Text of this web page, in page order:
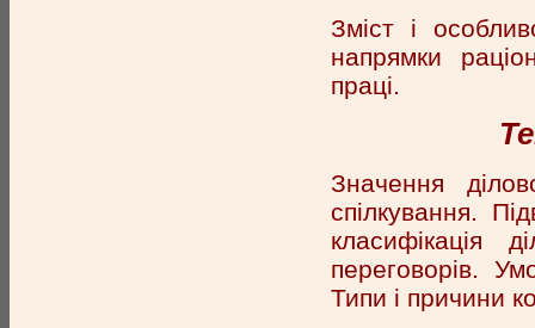
Зміст і
напрямки
праці.
Значення
спілкування.
класифікація
переговорів.
Типи і причини